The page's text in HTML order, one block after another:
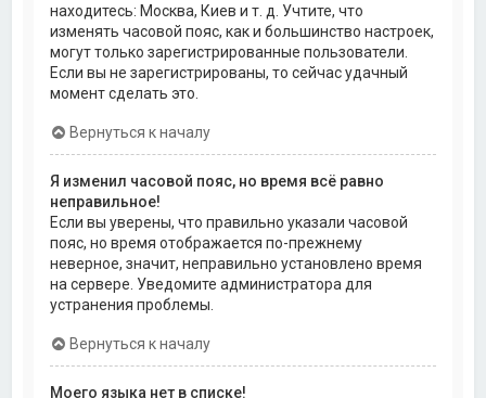
находитесь: Москва, Киев и т. д. Учтите, что
изменять часовой пояс, как и большинство настроек,
могут только зарегистрированные пользователи.
Если вы не зарегистрированы, то сейчас удачный
момент сделать это.
Вернуться к началу
Я изменил часовой пояс, но время всё равно
неправильное!
Если вы уверены, что правильно указали часовой
пояс, но время отображается по-прежнему
неверное, значит, неправильно установлено время
на сервере. Уведомите администратора для
устранения проблемы.
Вернуться к началу
Моего языка нет в списке!